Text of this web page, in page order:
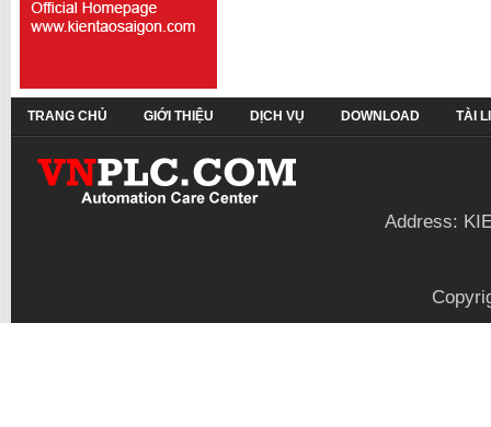
TRANG CHỦ GIỚI THIỆU DỊCH VỤ DOWNLOAD TÀI
Address: